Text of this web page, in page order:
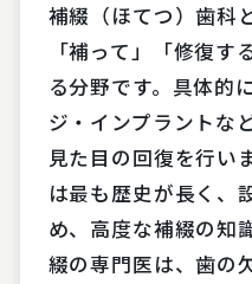
補綴（ほてつ）歯科
「補って」「修復
る分野です。具体的
ジ・インプラントな
見た目の回復を行い
は最も歴史が長く、
め、高度な補綴の知
綴の専門医は、歯の